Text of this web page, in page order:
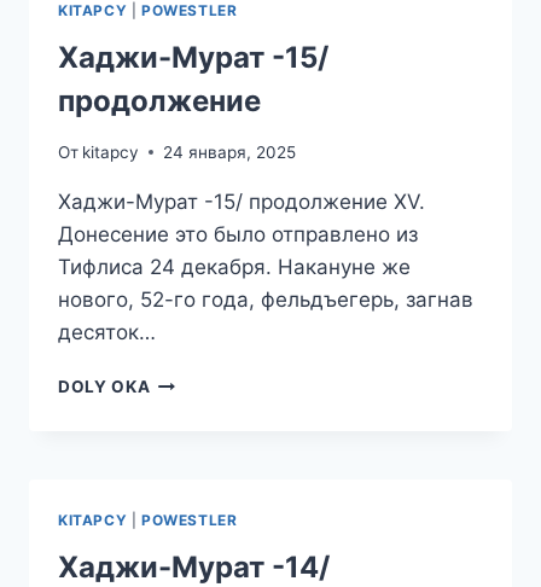
KITAPCY POWESTLER
Хаджи-Мурат -15/
продолжение
От kitapcy 24 января, 2025
Хаджи-Мурат -15/ продолжение XV.
Донесение это было отправлено из
Тифлиса 24 декабря. Накануне же
нового, 52-го года, фельдъегерь, загнав
десяток…
DOLY OKA ХАДЖИ-
KITAPCY POWESTLER
Хаджи-Мурат -14/